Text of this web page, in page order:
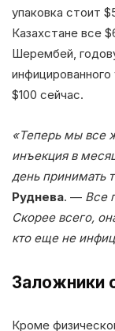
упаковка стоит
Казахстане все
Шерембей,
$100 сейчас.
«Теперь мы все
инъекция в
день принимать
Руднева. — Все
Скорее всего,
кто еще не
Заложники
Кроме